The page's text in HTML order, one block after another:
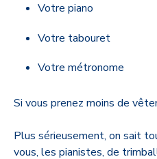
Votre piano
Votre tabouret
Votre métronome
Si vous prenez moins de
Plus sérieusement, on sait
vous, les pianistes, de